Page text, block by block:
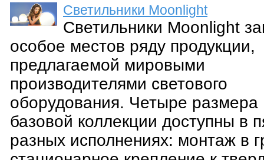
Светильники Moonlight
Светильники Moonlight
особое местов ряду продукции,
предлагаемой мировыми
производителями светового
оборудования. Четыре размера
базовой коллекции доступны в
разных исполнениях: монтаж в